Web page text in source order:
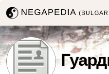
NEGAPEDIA